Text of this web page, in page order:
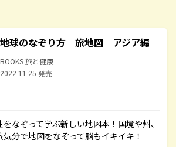
地球のなぞり方 旅地図 アジア編
BOOKS 旅と健康
2022.11.25 発売
なぞって学ぶ新しい地図本！国境や州、
分で地図をなぞって脳もイキイキ！